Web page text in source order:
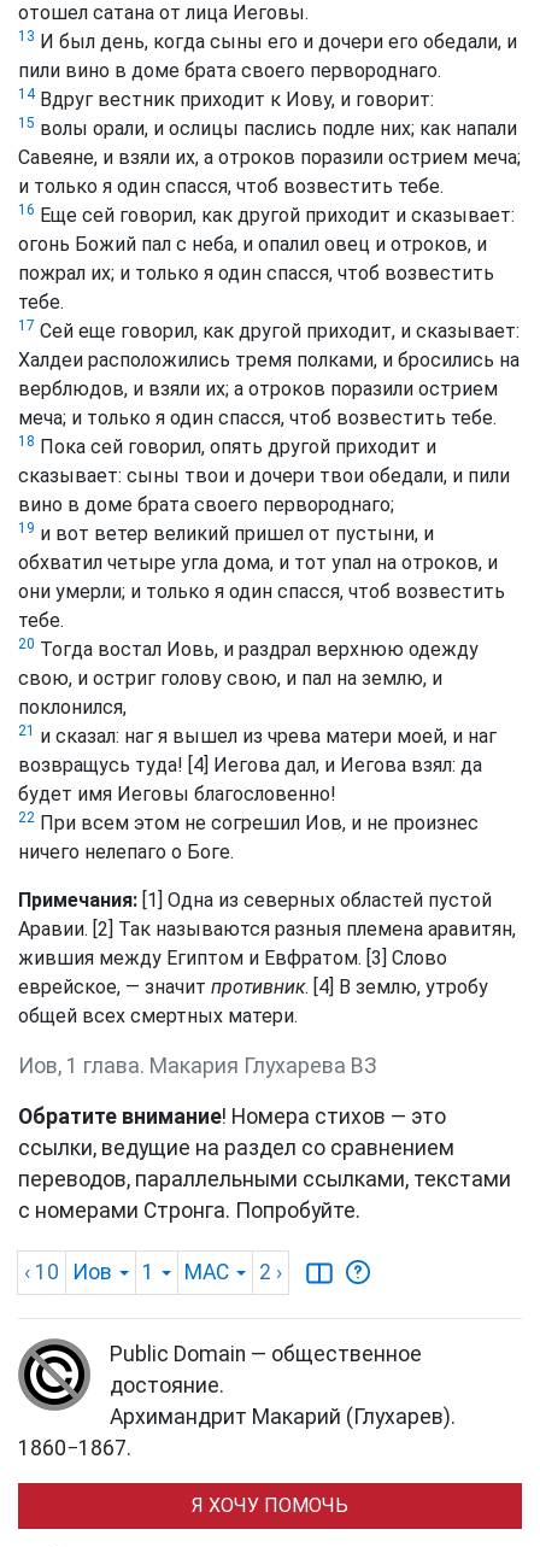
отошел сатана от лица Иеговы.
13 И был день, когда сыны его и дочери его обедали, и
пили вино в доме брата своего первороднаго.
14Вдруг вестник приходит к Иову, и говорит:
15 волы орали, и ослицы паслись подле них; как напали
Савеяне, и взяли их, а отроков поразили острием меча;
и только я один спасся, чтоб возвестить тебе.
16 Еще сей говорил, как другой приходит и сказывает:
огонь Божий пал с неба, и опалил овец и отроков, и
пожрал их; и только я один спасся, чтоб возвестить
тебе.
17 Сей еще говорил, как другой приходит, и сказывает:
Халдеи расположились тремя полками, и бросились на
верблюдов, и взяли их; а отроков поразили острием
меча; и только я один спасся, чтоб возвестить тебе.
18 Пока сей говорил, опять другой приходит и
сказывает: сыны твои и дочери твои обедали, и пили
вино в доме брата своего первороднаго;
19 и вот ветер великий пришел от пустыни, и
обхватил четыре угла дома, и тот упал на отроков, и
они умерли; и только я один спасся, чтоб возвестить
тебе.
20 Тогда востал Иовь, и раздрал верхнюю одежду
свою, и остриг голову свою, и пал на землю, и
поклонился,
21 и сказал: наг я вышел из чрева матери моей, и наг
возвращусь туда! [4] Иегова дал, и Иегова взял: да
будет имя Иеговы благословенно!
22 При всем этом не согрешил Иов, и не произнес
ничего нелепаго о Боге.
Примечания: [1] Одна из северных областей пустой
Аравии. [2] Так называются разныя племена аравитян,
жившия между Египтом и Евфратом. [3] Слово
еврейское, — значит противник. [4] В землю, утробу
общей всех смертных матери.
Иов, 1 глава. Макария Глухарева ВЗ
Обратите внимание! Номера стихов — это
ссылки, ведущие на раздел со сравнением
переводов, параллельными ссылками, текстами
с номерами Стронга. Попробуйте.
‹ 10 Иов 1 MAC 2 ›
Public Domain — общественное
достояние.
Архимандрит Макарий (Глухарев).
1860−1867.
Я ХОЧУ ПОМОЧЬ